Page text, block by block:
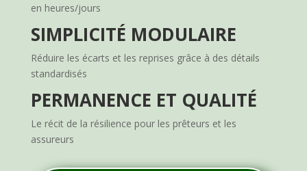
en heures/jours
SIMPLICITÉ MODULAIRE
Réduire les écarts et les reprises grâce à des détails
standardisés
PERMANENCE ET QUALITÉ
Le récit de la résilience pour les prêteurs et les
assureurs